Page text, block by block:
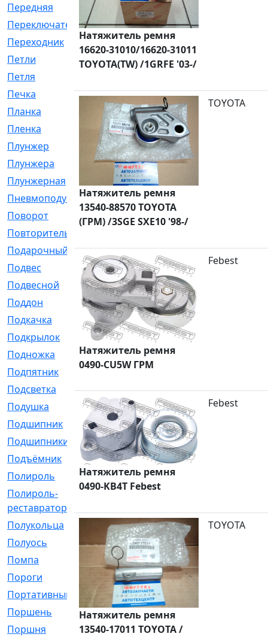
Передняя
[22]
Переключатель
[36]
Переходник
[4]
Петли
[23]
Петля
Печка
[3]
Планка
[21]
Пленка
[1]
Плунжер
[1]
Плунжера
[64]
Плунжерная
[91]
Пневмоподушка
[2]
Поворот
[12]
Повторитель
Подарочный
[3]
Подвес
[16]
Подвесной
[7]
Поддон
[18]
Подкачка
[5]
Подкрылок
[128]
Подножка
[16]
Подпятник
[1]
Подсветка
[1]
Подушка
[1540]
Подшипник
[1825]
Подшипники
[106]
Подъёмник
[1]
Полироль
[1]
Полироль-
реставратор
[1]
Полукольца
[107]
Полуось
[43]
Помпа
[537]
Пороги
[1]
Портативный
[1]
Поршень
[5]
Поршня
[833]
Натяжитель ремня
16620-31010/16620-31011
TOYOTA(TW) /1GRFE '03-/
Натяжитель ремня
13540-88570 TOYOTA
(ГРМ) /3SGE SXE10 '98-/
TOYOTA
Натяжитель ремня
0490-CU5W ГРМ
Febest
Натяжитель ремня
0490-KB4T Febest
Febest
Натяжитель ремня
13540-17011 TOYOTA /
TOYOTA